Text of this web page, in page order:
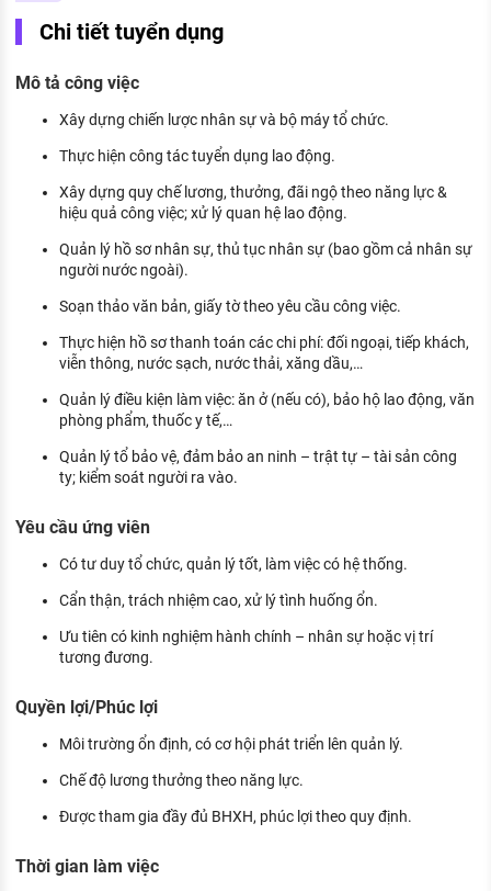
Tử vi nghề nghiệp
Đặc trưng từng nghề
Xu hướng việc làm
XÂY DỰNG VÀ PHÁT TRIỂN ĐỘI NGŨ
TUYỂN DỤNG VIỆC LÀM
Chi tiết tuyển dụng
Mô tả công việc
Xây dựng chiến lược nhân sự và bộ máy tổ chức.
Thực hiện công tác tuyển dụng lao động.
Xây dựng quy chế lương, thưởng, đãi ngộ theo năng lực &
hiệu quả công việc; xử lý quan hệ lao động.
Quản lý hồ sơ nhân sự, thủ tục nhân sự (bao gồm cả nhân sự
người nước ngoài).
Soạn thảo văn bản, giấy tờ theo yêu cầu công việc.
Thực hiện hồ sơ thanh toán các chi phí: đối ngoại, tiếp khách,
viễn thông, nước sạch, nước thải, xăng dầu,…
Quản lý điều kiện làm việc: ăn ở (nếu có), bảo hộ lao động, văn
phòng phẩm, thuốc y tế,…
Quản lý tổ bảo vệ, đảm bảo an ninh – trật tự – tài sản công
ty; kiểm soát người ra vào.
Yêu cầu ứng viên
Có tư duy tổ chức, quản lý tốt, làm việc có hệ thống.
Cẩn thận, trách nhiệm cao, xử lý tình huống ổn.
Ưu tiên có kinh nghiệm hành chính – nhân sự hoặc vị trí
tương đương.
Quyền lợi/Phúc lợi
Môi trường ổn định, có cơ hội phát triển lên quản lý.
Chế độ lương thưởng theo năng lực.
Được tham gia đầy đủ BHXH, phúc lợi theo quy định.
Thời gian làm việc